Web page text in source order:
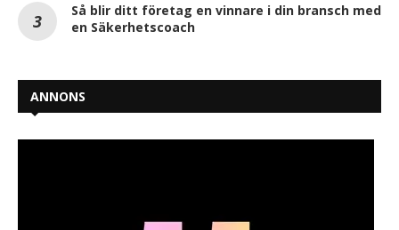
Så blir ditt företag en vinnare i din bransch med
en Säkerhetscoach
ANNONS